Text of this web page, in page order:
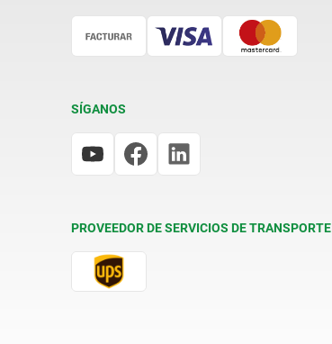
SÍGANOS
PROVEEDOR DE SERVICIOS DE TRANSPORTE